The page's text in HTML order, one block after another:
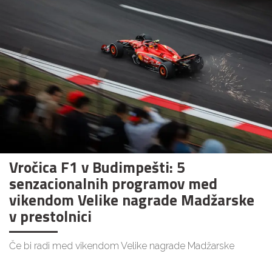
Vročica F1 v Budimpešti: 5
senzacionalnih programov med
vikendom Velike nagrade Madžarske
v prestolnici
Če bi radi med vikendom Velike nagrade Madžarske